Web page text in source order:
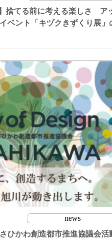
】捨てる前に考える楽しさ ア
ベント「キヅクきずくり展」
news
さひかわ創造都市推進協議会活